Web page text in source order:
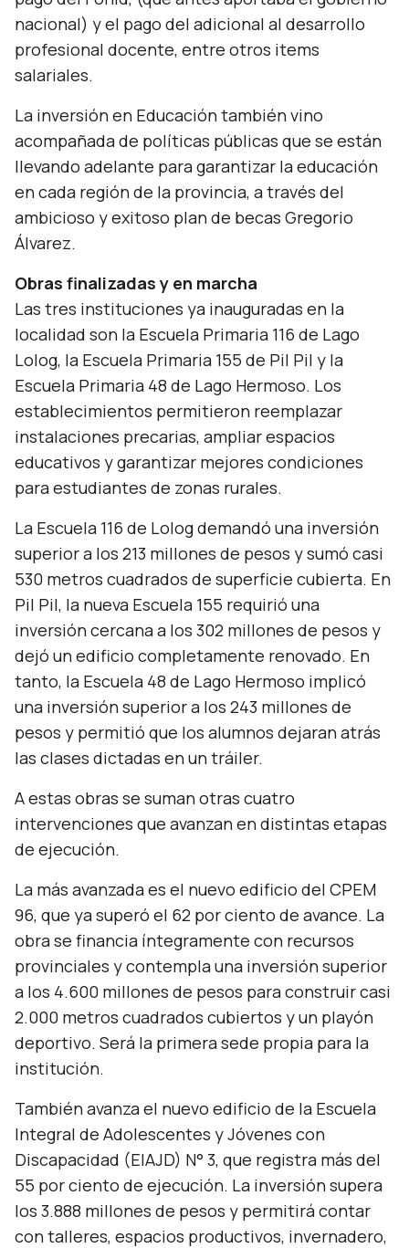
nacional) y el pago del adicional al desarrollo
profesional docente, entre otros items
salariales.
La inversión en Educación también vino
acompañada de políticas públicas que se están
llevando adelante para garantizar la educación
en cada región de la provincia, a través del
ambicioso y exitoso plan de becas Gregorio
Álvarez.
Obras finalizadas y en marcha
Las tres instituciones ya inauguradas en la
localidad son la Escuela Primaria 116 de Lago
Lolog, la Escuela Primaria 155 de Pil Pil y la
Escuela Primaria 48 de Lago Hermoso. Los
establecimientos permitieron reemplazar
instalaciones precarias, ampliar espacios
educativos y garantizar mejores condiciones
para estudiantes de zonas rurales.
La Escuela 116 de Lolog demandó una inversión
superior a los 213 millones de pesos y sumó casi
530 metros cuadrados de superficie cubierta. En
Pil Pil, la nueva Escuela 155 requirió una
inversión cercana a los 302 millones de pesos y
dejó un edificio completamente renovado. En
tanto, la Escuela 48 de Lago Hermoso implicó
una inversión superior a los 243 millones de
pesos y permitió que los alumnos dejaran atrás
las clases dictadas en un tráiler.
A estas obras se suman otras cuatro
intervenciones que avanzan en distintas etapas
de ejecución.
La más avanzada es el nuevo edificio del CPEM
96, que ya superó el 62 por ciento de avance. La
obra se financia íntegramente con recursos
provinciales y contempla una inversión superior
a los 4.600 millones de pesos para construir casi
2.000 metros cuadrados cubiertos y un playón
deportivo. Será la primera sede propia para la
institución.
También avanza el nuevo edificio de la Escuela
Integral de Adolescentes y Jóvenes con
Discapacidad (EIAJD) N° 3, que registra más del
55 por ciento de ejecución. La inversión supera
los 3.888 millones de pesos y permitirá contar
con talleres, espacios productivos, invernadero,